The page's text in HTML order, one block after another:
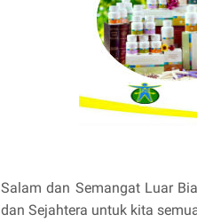
Salam dan Semangat Luar
dan Sejahtera untuk kita